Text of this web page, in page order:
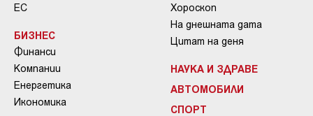
ЕС
БИЗНЕС
Финанси
Компании
Енергетика
Икономика
Хороскоп
На днешната дата
Цитат на деня
НАУКА И ЗДРАВЕ
АВТОМОБИЛИ
СПОРТ